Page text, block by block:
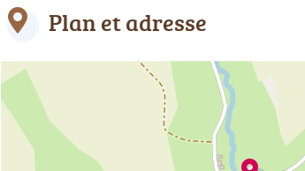
Plan et adresse